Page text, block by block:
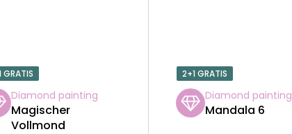
GRATIS
Diamond painting
Magischer
Vollmond
2+1 GRATIS
Diamond painting
Mandala 6